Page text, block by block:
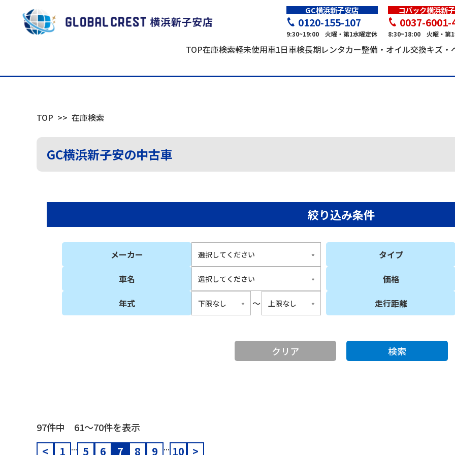
GC横浜新子安店
0120-155-107
9:30~19:00 火曜・第1水曜定休
コバック横浜新
0037-6001-
8:30~18:00 火曜・第1
TOP在庫検索軽未使用車1日車検長期レンタカー整備・オイル交換キズ・
TOP 在庫検索
GC横浜新子安の中古車
絞り込み条件
メーカー
タイプ
車名
価格
年式
〜 走行距離
クリア 検索
97件中 61〜70件を表示
< 1 ... 5 6 7 8 9 ... 10 >